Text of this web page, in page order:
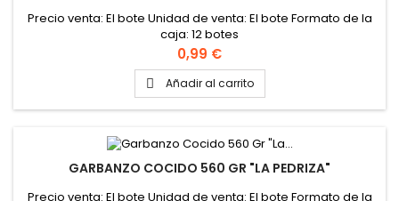
Precio venta: El bote Unidad de venta: El bote Formato de la
caja: 12 botes
Precio
0,99 €
 Añadir al carrito
GARBANZO COCIDO 560 GR "LA PEDRIZA"
Precio venta: El bote Unidad de venta: El bote Formato de la